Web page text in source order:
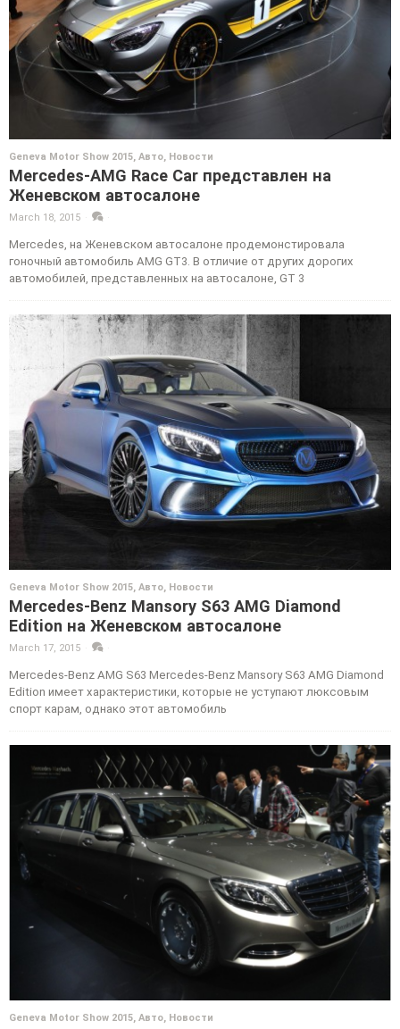
Geneva Motor Show 2015, Авто, Новости
Mercedes-AMG Race Car представлен на
Женевском автосалоне
March 18, 2015
Mercedes, на Женевском автосалоне продемонстировала
гоночный автомобиль AMG GT3. В отличие от других дорогих
автомобилей, представленных на автосалоне, GT 3
Geneva Motor Show 2015, Авто, Новости
Mercedes-Benz Mansory S63 AMG Diamond
Edition на Женевском автосалоне
March 17, 2015
Mercedes-Benz AMG S63 Mercedes-Benz Mansory S63 AMG Diamond
Edition имеет характеристики, которые не уступают люксовым
спорт карам, однако этот автомобиль
Geneva Motor Show 2015, Авто, Новости